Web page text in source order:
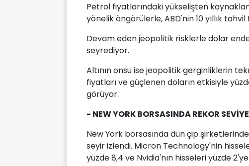
Petrol fiyatlarındaki yükselişten
yönelik öngörülerle, ABD'nin 10 yıllık
Devam eden jeopolitik risklerle dolar
seyrediyor.
Altının onsu ise jeopolitik gerginliklerin
fiyatları ve güçlenen doların etkisiyle
görüyor.
- NEW YORK BORSASINDA REKOR
New York borsasında dün çip
seyir izlendi. Micron Technology'nin
yüzde 8,4 ve Nvidia'nın hisseleri yüzde